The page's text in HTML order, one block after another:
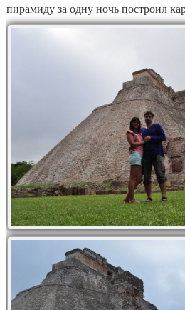
пирамиду за одну ночь построил